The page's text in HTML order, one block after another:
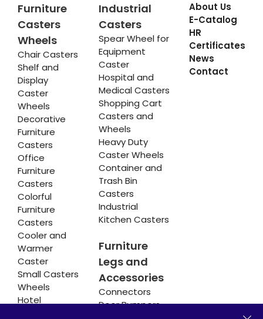
Furniture
Casters
Wheels
Chair Casters
Shelf and
Display
Caster
Wheels
Decorative
Furniture
Casters
Office
Furniture
Casters
Colorful
Furniture
Casters
Cooler and
Warmer
Caster
Small Casters
Wheels
Hotel
Industrial
Casters
Spear Wheel for
Equipment
Caster
Hospital and
Medical Casters
Shopping Cart
Casters and
Wheels
Heavy Duty
Caster Wheels
Container and
Trash Bin
Casters
Industrial
Kitchen Casters
Furniture
Legs and
Accessories
Connectors
Door Bumpers
About Us
E-Catalog
HR
Certificates
News
Contact